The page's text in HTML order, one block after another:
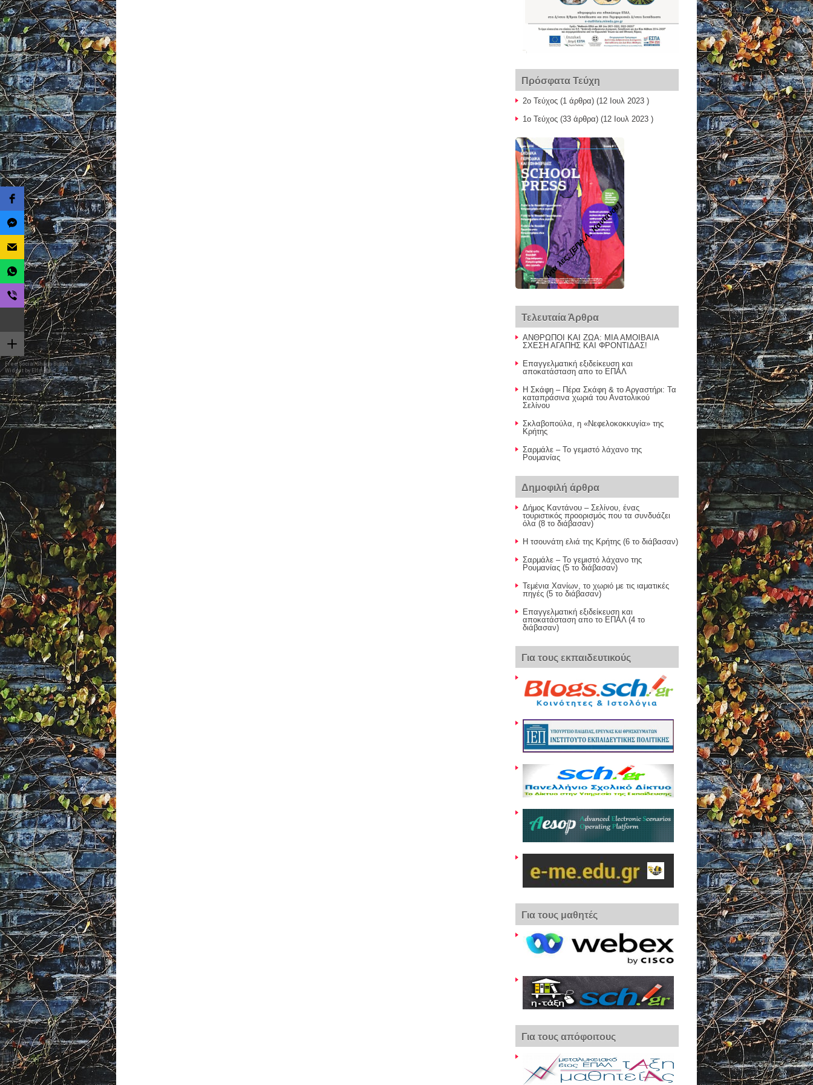
Free Social Share Buttons
Widget by Elfsight
Πρόσφατα Τεύχη
2ο Τεύχος (1 άρθρα) (12 Ιουλ 2023 )
1ο Τεύχος (33 άρθρα) (12 Ιουλ 2023 )
Ίντα λες; [ΕΠΑ.Λ. Καντάνου]
Τελευταία Άρθρα
ΑΝΘΡΩΠΟΙ ΚΑΙ ΖΩΑ: ΜΙΑ ΑΜΟΙΒΑΙΑ
ΣΧΕΣΗ ΑΓΑΠΗΣ ΚΑΙ ΦΡΟΝΤΙΔΑΣ!
Επαγγελματική εξιδείκευση και
αποκατάσταση απο το ΕΠΑΛ
Η Σκάφη – Πέρα Σκάφη & το Αργαστήρι: Τα
καταπράσινα χωριά του Ανατολικού
Σελίνου
Σκλαβοπούλα, η «Νεφελοκοκκυγία» της
Κρήτης
Σαρμάλε – Το γεμιστό λάχανο της
Ρουμανίας
Δημοφιλή άρθρα
Δήμος Καντάνου – Σελίνου, ένας
τουριστικός προορισμός που τα συνδυάζει
όλα (8 το διάβασαν)
Η τσουνάτη ελιά της Κρήτης (6 το διάβασαν)
Σαρμάλε – Το γεμιστό λάχανο της
Ρουμανίας (5 το διάβασαν)
Τεμένια Χανίων, το χωριό με τις ιαματικές
πηγές (5 το διάβασαν)
Επαγγελματική εξιδείκευση και
αποκατάσταση απο το ΕΠΑΛ (4 το
διάβασαν)
Για τους εκπαιδευτικούς
Για τους μαθητές
Για τους απόφοιτους